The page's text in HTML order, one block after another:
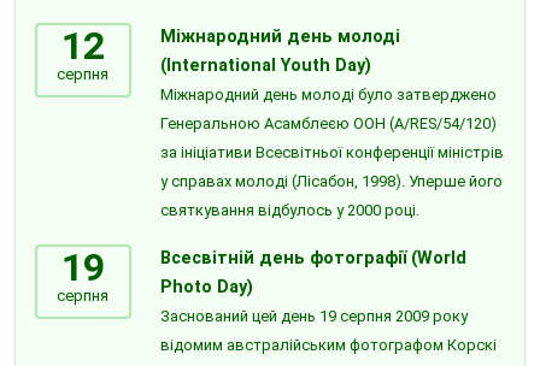
12
серпня
Міжнародний день молоді
(International Youth Day)
Міжнародний день молоді було затверджено
Генеральною Асамблеєю ООН (A/RES/54/120)
за ініціативи Всесвітньої конференції міністрів
у справах молоді (Лісабон, 1998). Уперше його
святкування відбулось у 2000 році.
19
серпня
Всесвітній день фотографії (World
Photo Day)
Заснований цей день 19 серпня 2009 року
відомим австралійським фотографом Корскі